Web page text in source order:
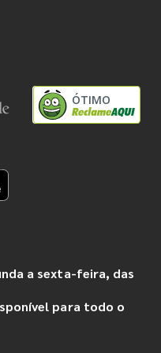
ÓTIMO
a sexta-feira, das
para todo o